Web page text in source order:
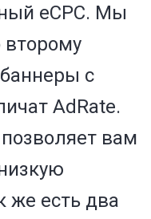
eCPC. Мы
второму
с
AdRate.
вам
же есть два